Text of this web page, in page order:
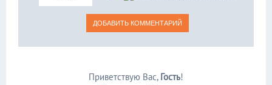
Приветствую Вас, Гость!